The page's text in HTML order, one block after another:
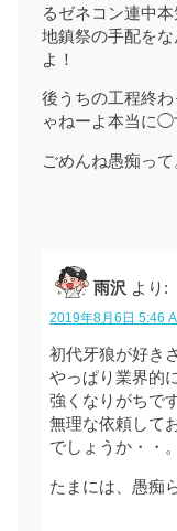
るゼネコン連中
地鎮祭の手配を
よ！
後うちの工程終
ゃねーよ本当に◯
ごめんね愚痴って
雨沢 より:
2019年8月6日 5:46
初代牙狼が好き
やっぱり業界的
強くなりがちで
無理な依頼して
でしょうか・・。
たまには、愚痴